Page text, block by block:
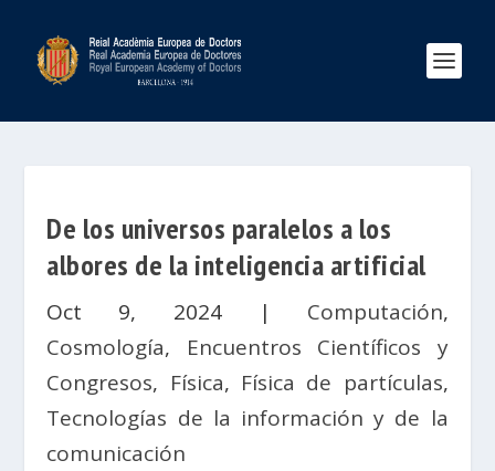
De los universos paralelos a los
albores de la inteligencia artificial
Oct 9, 2024| Computación,
Cosmología, Encuentros Científicos y
Congresos, Física, Física de partículas,
Tecnologías de la información y de la
comunicación